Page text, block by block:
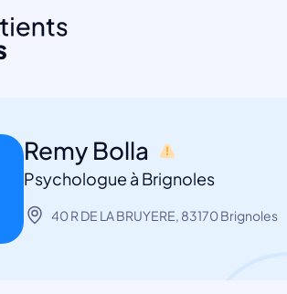
Remy Bolla
Psychologue à Brignoles
40 R DE LA BRUYERE, 83170 Brignoles